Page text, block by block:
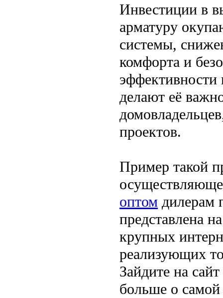
Инвестиции в
арматуру
системы,
комфорта и
эффективности
делают её
проектов.
Пример такой
оптом дилерам
представлена
крупных
реализующих
Зайдите на
больше о